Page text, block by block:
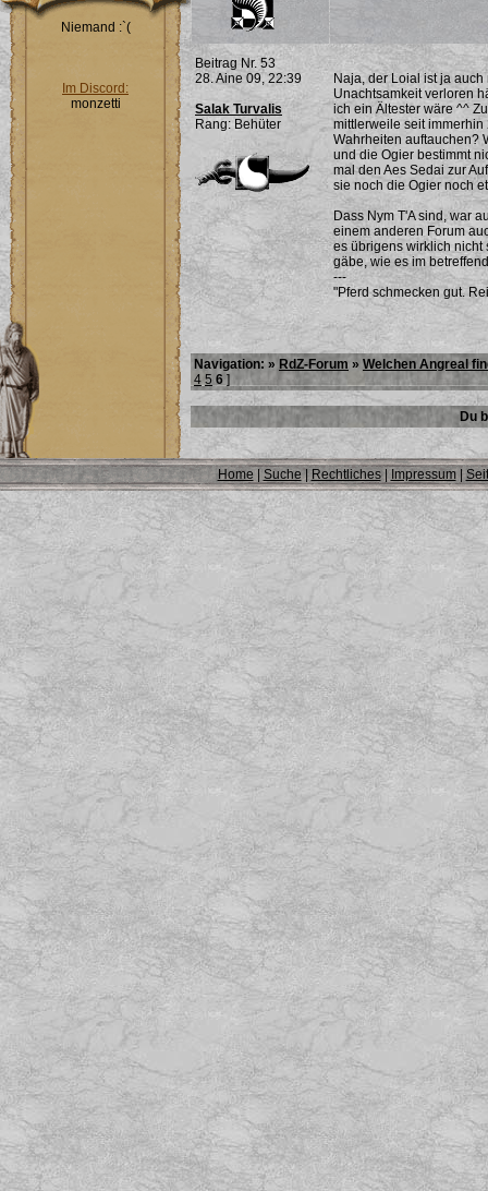
Niemand :`(
Im Discord:
monzetti
Beitrag Nr. 53
28. Aine 09, 22:39
Salak Turvalis
Rang: Behüter
Naja, der Loial ist ja
Unachtsamkeit verloren
ich ein Ältester wäre ^^
mittlerweile seit
Wahrheiten auftauchen?
und die Ogier bestimmt
mal den Aes Sedai zur
sie noch die Ogier noch
Dass Nym T'A sind, war
einem anderen Forum
es übrigens wirklich nicht
gäbe, wie es im
---
"Pferd schmecken gut.
Navigation: » RdZ-Forum » Welchen Angreal
4 5 6 ]
Du
Home| Suche | Rechtliches| Impressum|